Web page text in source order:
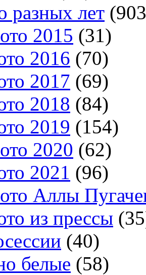
разных лет
2015 (31)
2016 (70)
2017 (69)
2018 (84)
2019 (154)
2020 (62)
2021 (96)
Аллы
из прессы
(40)
белые (58)